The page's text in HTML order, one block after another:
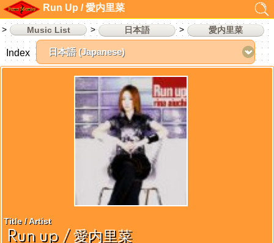
Run Up / 愛内里菜
Music List 日本語 愛内里菜
Title / Artist
Run up / 愛内里菜
Index